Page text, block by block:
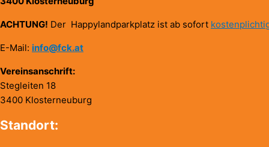
ACHTUNG! Der Happylandparkplatz ist ab sofort
E-Mail: info@fck.at
Vereinsanschrift:
Stegleiten 18
3400 Klosterneuburg
Standort: